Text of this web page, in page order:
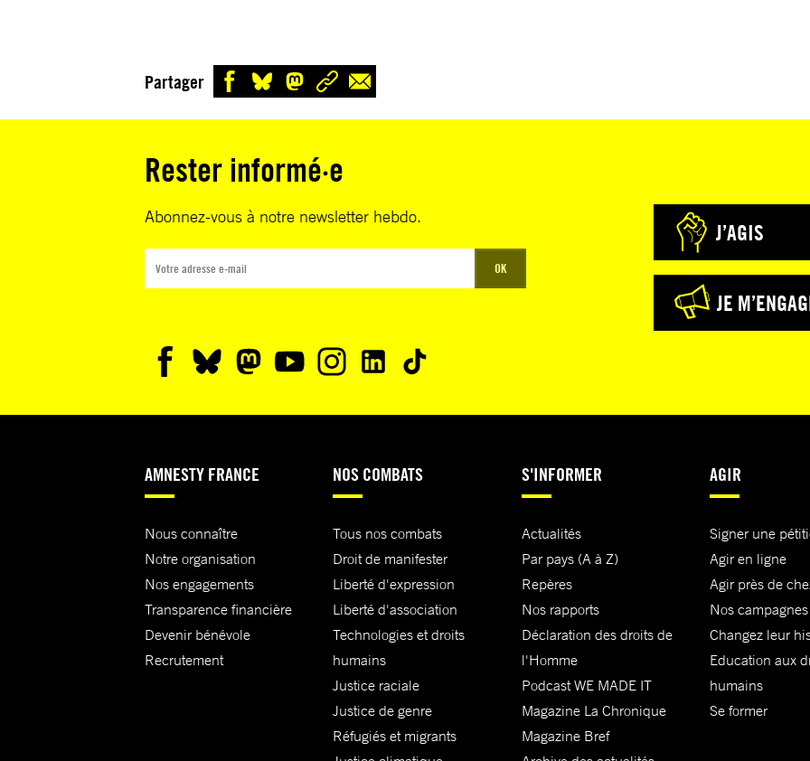
Partager
Rester informé·e
Abonnez-vous à notre newsletter hebdo.
OK
J’AGIS
JE
AMNESTY FRANCE
Nous connaître
Notre organisation
Nos engagements
Transparence financière
Devenir bénévole
Recrutement
NOS COMBATS
Tous nos combats
Droit de manifester
Liberté d'expression
Liberté d'association
Technologies et droits
humains
Justice raciale
Justice de genre
Réfugiés et migrants
S'INFORMER
Actualités
Par pays (A à Z)
Repères
Nos rapports
Déclaration des droits de
l'Homme
Podcast WE MADE IT
Magazine La Chronique
Magazine Bref
AGIR
Signer une
Agir en ligne
Agir près de
Nos campagnes
Changez leur
Education aux
humains
Se former